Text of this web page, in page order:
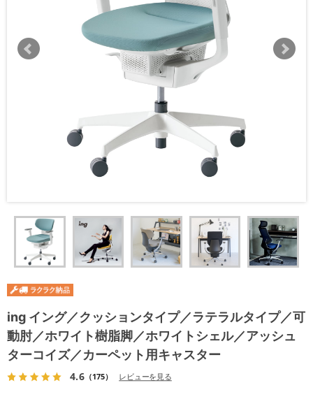
ing イング／クッションタイプ／ラテラルタイプ／可
動肘／ホワイト樹脂脚／ホワイトシェル／アッシュ
ターコイズ／カーペット用キャスター
4.6（175） レビューを見る